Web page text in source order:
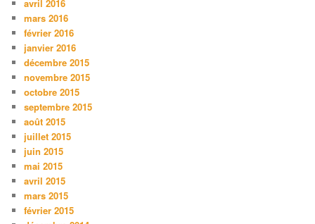
avril 2016
mars 2016
février 2016
janvier 2016
décembre 2015
novembre 2015
octobre 2015
septembre 2015
août 2015
juillet 2015
juin 2015
mai 2015
avril 2015
mars 2015
février 2015